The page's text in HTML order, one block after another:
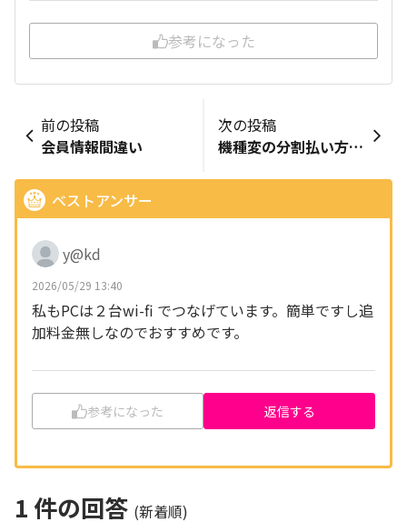
参考になった
前の投稿
会員情報間違い
次の投稿
機種変の分割払い方法が楽天モバイル支払い方法で変更できない件
ベストアンサー
y@kd
2026/05/29 13:40
私もPCは２台wi-fi でつなげています。簡単ですし追
加料金無しなのでおすすめです。
参考になった 返信する
1 件の回答 (新着順)